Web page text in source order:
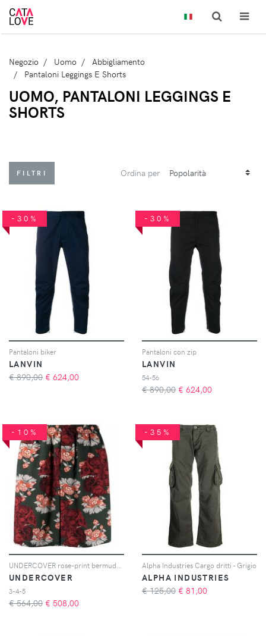
Negozio Uomo
Abbigliamento
Pantaloni Leggings E Shorts
UOMO, PANTALONI LEGGINGS E
SHORTS
FILTRI Ordina per
-30%
Pantaloni biker
LANVIN
€ 890,00 € 624,00
-30%
Pantaloni con zip
LANVIN
54-56
€ 890,00 € 624,00
-10%
UNDERCOVER rose-print bermuda shorts - Verde
UNDERCOVER
3-4-5
€ 564,00 € 508,00
-35%
Alpha Industries Cargo dritti - Grigio
ALPHA INDUSTRIES
€ 125,00 € 81,00